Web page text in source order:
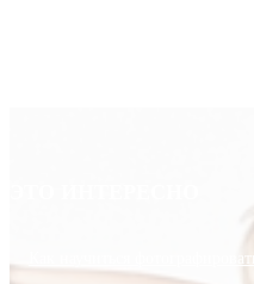
Как научиться